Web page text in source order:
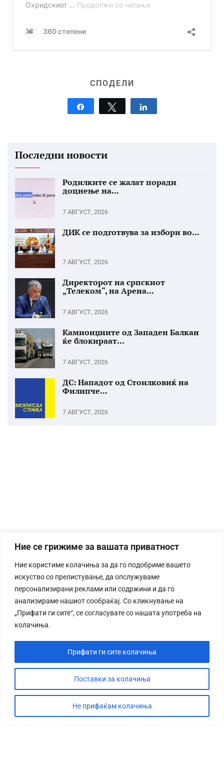
Ние се грижиме за вашата приватност
Ние користиме колачиња за да го подобриме вашето
искуство со прелистување, да опслужуваме
персонализирани реклами или содржини и да го
анализираме нашиот сообраќај. Со кликнување на
„Прифати ги сите“, се согласувате со нашата употреба на
колачиња.
Поставки за колачиња
Не прифаќам колачиња
Прифати ги сите колачиња
СПОДЕЛИ
Tweet
Последни новости
Родилките се жалат поради
доцнење на...
7 АВГУСТ, 2026
ДИК се подготвува за избори во...
7 АВГУСТ, 2026
Директорот на српскиот
„Телеком“, на Арена...
7 АВГУСТ, 2026
Камионџиите од Западен Балкан
ќе блокираат...
7 АВГУСТ, 2026
ДС: Нападот од Стоилковиќ на
Филипче...
7 АВГУСТ, 2026